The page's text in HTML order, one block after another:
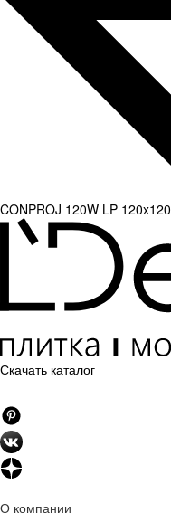
CONPROJ 120W LP 120x120
Скачать каталог
О компании